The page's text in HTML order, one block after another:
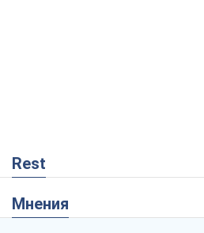
Rest
Мнения